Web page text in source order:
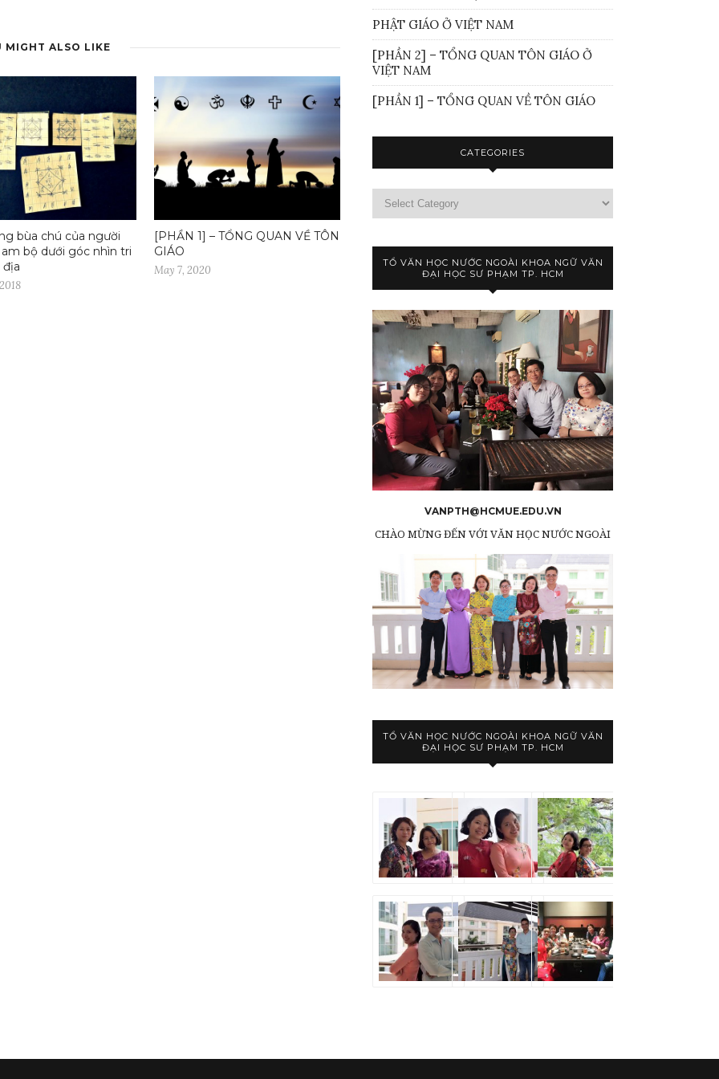
MIGHT ALSO LIKE
bùa chú của người
bộ dưới góc nhìn tri
[PHẦN 1] – TỔNG QUAN VỀ TÔN
GIÁO
May 7, 2020
PHẬT GIÁO Ở VIỆT NAM
[PHẦN 2] – TỔNG QUAN TÔN GIÁO Ở
VIỆT NAM
[PHẦN 1] – TỔNG QUAN VỀ TÔN GIÁO
CATEGORIES
TỔ VĂN HỌC NƯỚC NGOÀI KHOA NGỮ VĂN
ĐẠI HỌC SƯ PHẠM TP. HCM
VANPTH@HCMUE.EDU.VN
CHÀO MỪNG ĐẾN VỚI VĂN HỌC NƯỚC NGOÀI
TỔ VĂN HỌC NƯỚC NGOÀI KHOA NGỮ VĂN
ĐẠI HỌC SƯ PHẠM TP. HCM